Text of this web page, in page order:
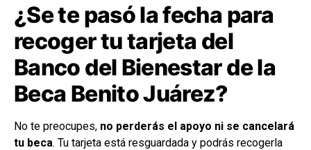
¿Se te pasó la fecha para
recoger tu tarjeta del
Banco del Bienestar de la
Beca Benito Juárez?
No te preocupes, no perderás el apoyo ni se cancelará
tu beca. Tu tarjeta está resguardada y podrás recogerla